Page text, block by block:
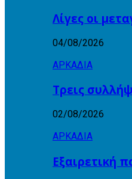
Λίγες οι
04/08/2026
ΑΡΚΑΔΙΑ
Τρεις
02/08/2026
ΑΡΚΑΔΙΑ
Εξαιρετική